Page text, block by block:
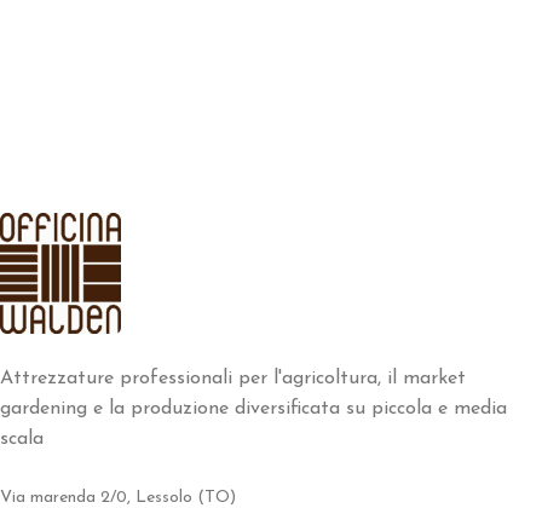
Attrezzature professionali per l'agricoltura, il market
gardening e la produzione diversificata su piccola e media
scala
Via marenda 2/0, Lessolo (TO)